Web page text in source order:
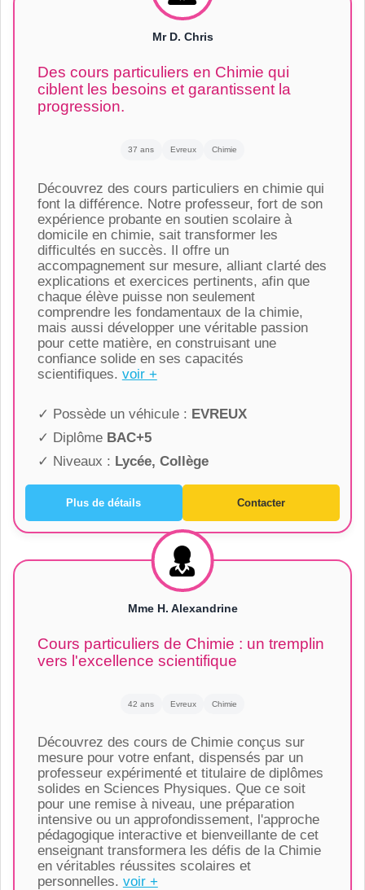
Mr D. Chris
Des cours particuliers en Chimie qui
ciblent les besoins et garantissent la
progression.
37 ans Evreux Chimie
Découvrez des cours particuliers en chimie qui
font la différence. Notre professeur, fort de son
expérience probante en soutien scolaire à
domicile en chimie, sait transformer les
difficultés en succès. Il offre un
accompagnement sur mesure, alliant clarté des
explications et exercices pertinents, afin que
chaque élève puisse non seulement
comprendre les fondamentaux de la chimie,
mais aussi développer une véritable passion
pour cette matière, en construisant une
confiance solide en ses capacités
scientifiques. voir +
✓ Possède un véhicule : EVREUX
✓ Diplôme BAC+5
✓ Niveaux : Lycée, Collège
Plus de détails Contacter
Mme H. Alexandrine
Cours particuliers de Chimie : un tremplin
vers l'excellence scientifique
42 ans Evreux Chimie
Découvrez des cours de Chimie conçus sur
mesure pour votre enfant, dispensés par un
professeur expérimenté et titulaire de diplômes
solides en Sciences Physiques. Que ce soit
pour une remise à niveau, une préparation
intensive ou un approfondissement, l'approche
pédagogique interactive et bienveillante de cet
enseignant transformera les défis de la Chimie
en véritables réussites scolaires et
personnelles. voir +